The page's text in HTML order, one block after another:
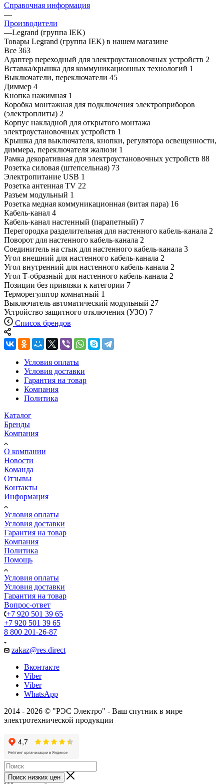
Справочная информация
—
Производители
—Legrand (группа IEK)
Товары Legrand (группа IEK) в нашем магазине
Все 363
Адаптер переходный для электроустановочных устройств 2
Вставка/крышка для коммуникационных технологий 1
Выключатели, переключатели 45
Диммер 4
Кнопка нажимная 1
Коробка монтажная для подключения электроприборов
(электроплиты) 2
Корпус накладной для открытого монтажа
электроустановочных устройств 1
Крышка для выключателя, кнопки, регулятора освещенности,
диммера, переключателя жалюзи 1
Рамка декоративная для электроустановочных устройств 88
Розетка силовая (штепсельная) 73
Электропитание USB 1
Розетка антенная TV 22
Разъем модульный 1
Розетка медная коммуникационная (витая пара) 16
Кабель-канал 4
Кабель-канал настенный (парапетный) 7
Перегородка разделительная для настенного кабель-канала 2
Поворот для настенного кабель-канала 2
Соединитель на стык для настенного кабель-канала 3
Угол внешний для настенного кабель-канала 2
Угол внутренний для настенного кабель-канала 2
Угол Т-образный для настенного кабель-канала 2
Позиции без привязки к категории 7
Терморегулятор комнатный 1
Выключатель автоматический модульный 27
Устройство защитного отключения (УЗО) 7
Список брендов
Условия оплаты
Условия доставки
Гарантия на товар
Компания
Политика
Каталог
Бренды
Компания
О компании
Новости
Команда
Отзывы
Контакты
Информация
Условия оплаты
Условия доставки
Гарантия на товар
Компания
Политика
Помощь
Условия оплаты
Условия доставки
Гарантия на товар
Вопрос-ответ
+7 920 501 39 65
+7 920 501 39 65
8 800 201-26-87
zakaz@res.direct
Вконтакте
Viber
Viber
WhatsApp
2014 - 2026 © "РЭС Электро" - Ваш спутник в мире
электротехнической продукции
Поиск низких цен